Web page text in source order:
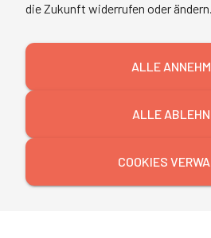
die Zukunft widerrufen oder ändern.
ALLE
ALLE
COOKIES